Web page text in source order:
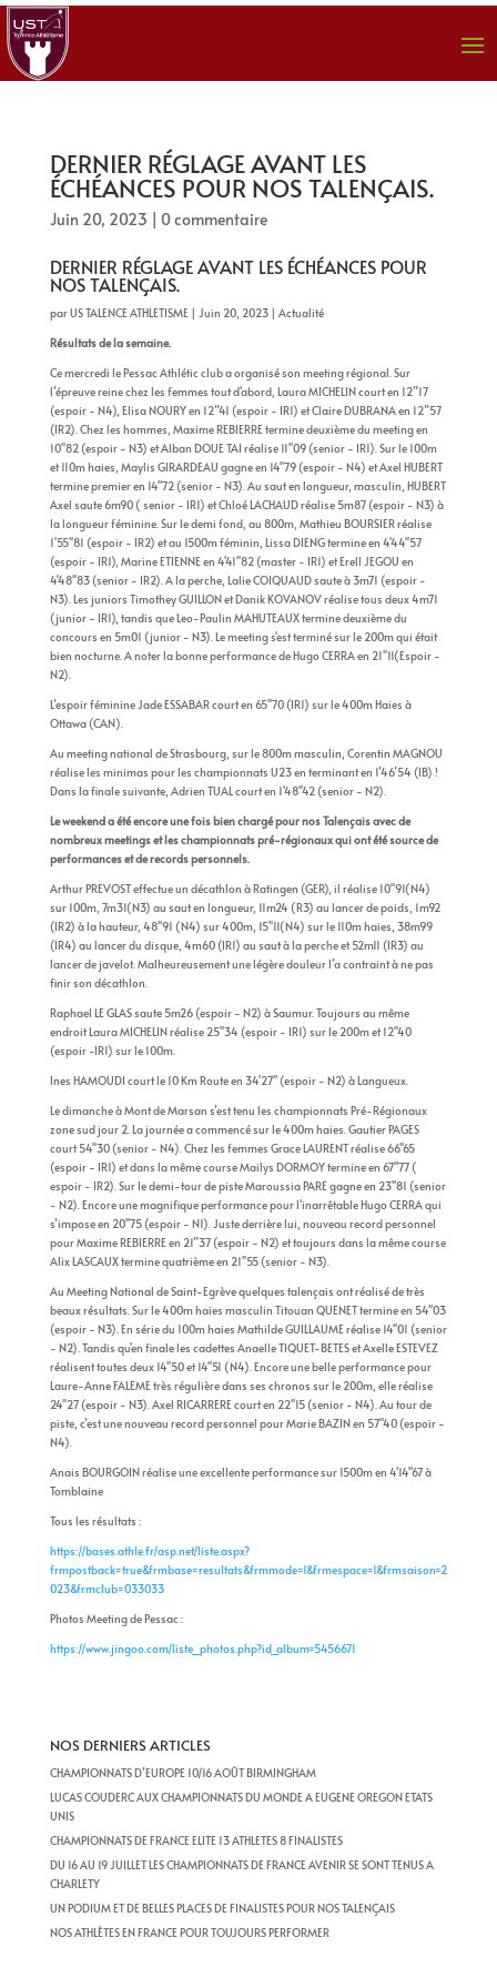
DERNIER RÉGLAGE AVANT LES
ÉCHÉANCES POUR NOS TALENÇAIS.
Juin 20, 2023 | 0 commentaire
DERNIER RÉGLAGE AVANT LES ÉCHÉANCES POUR
NOS TALENÇAIS.
parUS TALENCE ATHLETISME| Juin 20, 2023| Actualité
Résultats de la semaine.
Ce mercredi le Pessac Athlétic club a organisé son meeting régional. Sur
l’épreuve reine chez les femmes tout d'abord, Laura MICHELIN court en 12”17
(espoir - N4), Elisa NOURY en 12”41 (espoir - IR1) et Claire DUBRANA en 12”57
(IR2). Chez les hommes, Maxime REBIERRE termine deuxième du meeting en
10''82 (espoir - N3) et Alban DOUE TAI réalise 11''09 (senior - IR1). Sur le 100m
et 110m haies, Maylis GIRARDEAU gagne en 14''79 (espoir - N4) et Axel HUBERT
termine premier en 14''72 (senior - N3). Au saut en longueur, masculin, HUBERT
Axel saute 6m90 ( senior - IR1) et Chloé LACHAUD réalise 5m87 (espoir - N3) à
la longueur féminine. Sur le demi fond, au 800m, Mathieu BOURSIER réalise
1'55''81 (espoir - IR2) et au 1500m féminin, Lissa DIENG termine en 4'44''57
(espoir - IR1), Marine ETIENNE en 4'41''82 (master - IR1) et Erell JEGOU en
4'48''83 (senior - IR2). A la perche, Lalie COIQUAUD saute à 3m71 (espoir -
N3). Les juniors Timothey GUILLON et Danik KOVANOV réalise tous deux 4m71
(junior - IR1), tandis que Leo-Paulin MAHUTEAUX termine deuxième du
concours en 5m01 (junior - N3). Le meeting s'est terminé sur le 200m qui était
bien nocturne. A noter la bonne performance de Hugo CERRA en 21''11(Espoir -
N2).
L’espoir féminine Jade ESSABAR court en 65''70 (IR1) sur le 400m Haies à
Ottawa (CAN).
Au meeting national de Strasbourg, sur le 800m masculin, Corentin MAGNOU
réalise les minimas pour les championnats U23 en terminant en 1’46’54 (IB) !
Dans la finale suivante, Adrien TUAL court en 1'48''42 (senior - N2).
Le weekend a été encore une fois bien chargé pour nos Talençais avec de
nombreux meetings et les championnats pré-régionaux qui ont été source de
performances et de records personnels.
Arthur PREVOST effectue un décathlon à Ratingen (GER), il réalise 10''91(N4)
sur 100m, 7m31(N3) au saut en longueur, 11m24 (R3) au lancer de poids, 1m92
(IR2) à la hauteur, 48''91 (N4) sur 400m, 15''11(N4) sur le 110m haies, 38m99
(IR4) au lancer du disque, 4m60 (IR1) au saut à la perche et 52m11 (IR3) au
lancer de javelot. Malheureusement une légère douleur l’a contraint à ne pas
finir son décathlon.
Raphael LE GLAS saute 5m26 (espoir - N2) à Saumur. Toujours au même
endroit Laura MICHELIN réalise 25''34 (espoir - IR1) sur le 200m et 12''40
(espoir -IR1) sur le 100m.
Ines HAMOUDI court le 10 Km Route en 34'27'' (espoir - N2) à Langueux.
Le dimanche à Mont de Marsan s’est tenu les championnats Pré-Régionaux
zone sud jour 2. La journée a commencé sur le 400m haies. Gautier PAGES
court 54''30 (senior - N4). Chez les femmes Grace LAURENT réalise 66''65
(espoir - IR1) et dans la même course Mailys DORMOY termine en 67''77 (
espoir - IR2). Sur le demi-tour de piste Maroussia PARE gagne en 23''81 (senior
- N2). Encore une magnifique performance pour l'inarrêtable Hugo CERRA qui
s’impose en 20''75 (espoir - N1). Juste derrière lui, nouveau record personnel
pour Maxime REBIERRE en 21”37 (espoir - N2) et toujours dans la même course
Alix LASCAUX termine quatrième en 21''55 (senior - N3).
Au Meeting National de Saint-Egrève quelques talençais ont réalisé de très
beaux résultats. Sur le 400m haies masculin Titouan QUENET termine en 54''03
(espoir - N3). En série du 100m haies Mathilde GUILLAUME réalise 14''01 (senior
- N2). Tandis qu'en finale les cadettes Anaelle TIQUET-BETES et Axelle ESTEVEZ
réalisent toutes deux 14''50 et 14''51 (N4). Encore une belle performance pour
Laure-Anne FALEME très régulière dans ses chronos sur le 200m, elle réalise
24''27 (espoir - N3). Axel RICARRERE court en 22''15 (senior - N4). Au tour de
piste, c’est une nouveau record personnel pour Marie BAZIN en 57''40 (espoir -
N4).
Anais BOURGOIN réalise une excellente performance sur 1500m en 4'14''67 à
Tomblaine
Tous les résultats :
https://bases.athle.fr/asp.net/liste.aspx?
frmpostback=true&frmbase=resultats&frmmode=1&frmespace=1&frmsaison=2
023&frmclub=033033
Photos Meeting de Pessac :
https://www.jingoo.com/liste_photos.php?id_album=5456671
NOS DERNIERS ARTICLES
CHAMPIONNATS D’EUROPE 10/16 AOÛT BIRMINGHAM
LUCAS COUDERC AUX CHAMPIONNATS DU MONDE A EUGENE OREGON ETATS
UNIS
CHAMPIONNATS DE FRANCE ELITE 13 ATHLETES 8 FINALISTES
DU 16 AU 19 JUILLET LES CHAMPIONNATS DE FRANCE AVENIR SE SONT TENUS A
CHARLETY
UN PODIUM ET DE BELLES PLACES DE FINALISTES POUR NOS TALENÇAIS
NOS ATHLÈTES EN FRANCE POUR TOUJOURS PERFORMER